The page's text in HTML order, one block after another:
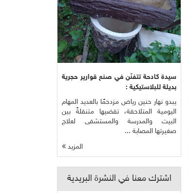
سيدة كادحة تتفنّن في صنع قوارير حجرية
بديلة للبلاستيكية :
يبدو نهار حنين رياض مزدحمًا بالعديد المهام
اليومية المتلاحقة، تقضيها متنقلةً بين
البيت والمدرسة والمستشفى لعلاج
صغيرتها المصابة ...
المزيد
اشترك معنا في النشرة البريدية